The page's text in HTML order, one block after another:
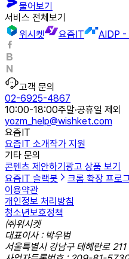
물어보기
서비스 전체보기
위시켓
요즘IT AIDP -
고객 문의
02-6925-4867
10:00-18:00주말·공휴일 제외
yozm_help@wishket.com
요즘IT
요즘IT 소개작가 지원
기타 문의
콘텐츠 제안하기 광고 상품 보기
요즘IT 슬랙봇
크롬 확장 프로
이용약관
개인정보 처리방침
청소년보호정책
㈜위시켓
대표이사 : 박우범
서울특별시 강남구 테헤란로